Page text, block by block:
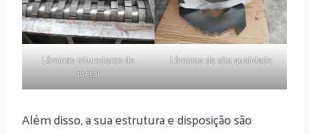
Lâminas trituradoras de
metal
Lâminas de alta qualidade
Além disso, a sua estrutura e disposição são